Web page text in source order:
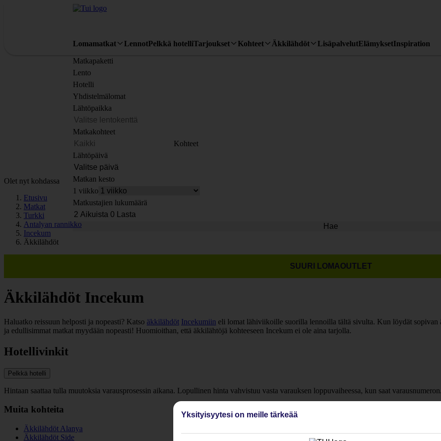
Lomamatkat LennotPelkkä hotelliTarjoukset Kohteet Äkkilähdöt LisäpalvelutElämyksetInspiration
Matkapaketti
Lento
Hotelli
Yhdistelmälomat
Lähtöpaikka
Matkakohteet
Kohteet
Lähtöpäivä
Matkan kesto
1 viikko
Matkustajien lukumäärä
Hae
Olet nyt kohdassa
Etusivu
Matkat
Turkki
Antalyan rannikko
Incekum
Äkkilähdöt
SUURI LOMAOUTLET
Äkkilähdöt Incekum
Haluatko reissuun helposti ja nopeasti? Katso äkkilähdöt Incekumiin eli lomat lähiviikoille suorilla lennoilla tältä sivulta. Kun löydät
ja edullisimmat matkat myydään nopeasti! Huomioithan, että äkkilähtöjä kohteeseen Incekum ei ole aina tarjolla.
Hotellivinkit
Pelkkä hotelli
Hintaan saattaa tulla muutoksia varausprosessin aikana. Lopullinen hinta vahvistuu vasta varauksen loppuvaiheessa, kun saat varausnumeron.
Muita kohteita
Äkkilähdöt Alanya
Äkkilähdöt Side
Yksityisyytesi on meille tärkeää